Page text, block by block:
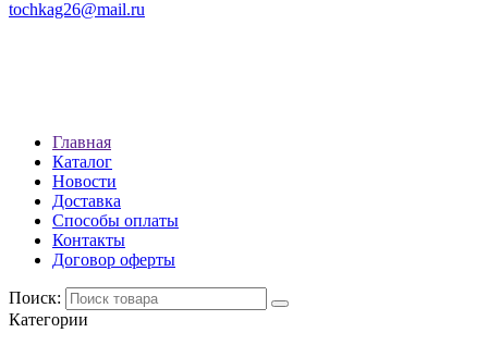
tochkag26@mail.ru
Главная
Каталог
Новости
Доставка
Способы оплаты
Контакты
Договор оферты
Поиск:
Категории